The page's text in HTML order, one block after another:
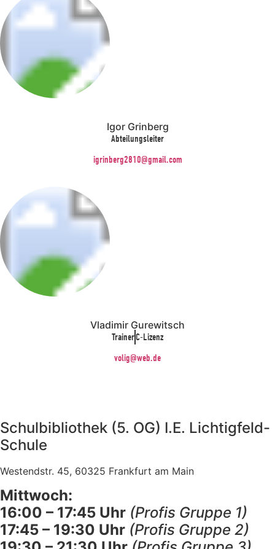
Igor Grinberg
Abteilungsleiter
igrinberg2810@gmail.com
Vladimir Gurewitsch
TrainerC-Lizenz
volig@web.de
Schulbibliothek (5. OG) I.E. Lichtigfeld-
Schule
Westendstr. 45, 60325 Frankfurt am Main
Mittwoch:
16:00 – 17:45 Uhr (Profis Gruppe 1)
17:45 – 19:30 Uhr (Profis Gruppe 2)